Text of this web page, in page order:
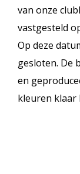
van onze
vastgesteld
Op deze
gesloten. De
en
kleuren klaar